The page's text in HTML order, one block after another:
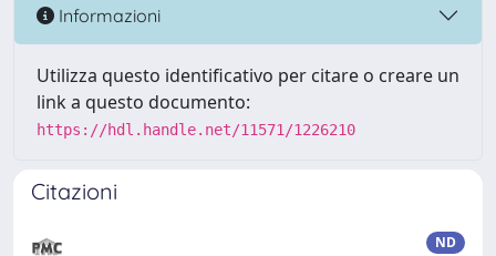
Informazioni
Utilizza questo identificativo per citare o creare un
link a questo documento:
https://hdl.handle.net/11571/1226210
Citazioni
ND